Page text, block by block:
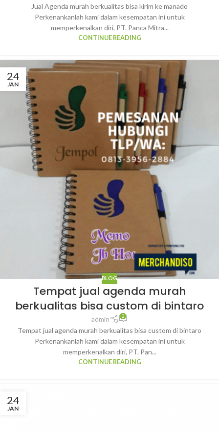
Jual Agenda murah berkualitas bisa kirim ke manado
Perkenankanlah kami dalam kesempatan ini untuk
memperkenalkan diri, PT. Panca Mitra...
CONTINUE READING
24
JAN
BLOG
Tempat jual agenda murah
berkualitas bisa custom di bintaro
admin 2
Tempat jual agenda murah berkualitas bisa custom di bintaro
Perkenankanlah kami dalam kesempatan ini untuk
memperkenalkan diri, PT. Pan...
CONTINUE READING
24
JAN